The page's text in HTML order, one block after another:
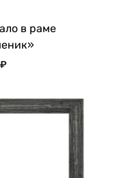
в раме
₽